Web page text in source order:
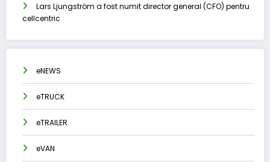
Lars Ljungström a fost numit director general (CFO) pentru
cellcentric
eNEWS
eTRUCK
eTRAILER
eVAN